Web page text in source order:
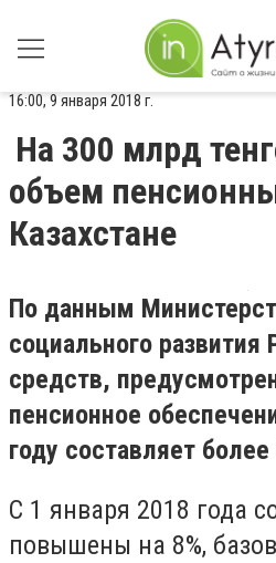
16:00, 9 января 2018 г.
На 300 млрд
объем
Казахстане
По данным
социального
средств,
пенсионное
году составляет
С 1 января 2018 года
повышены на 8%,